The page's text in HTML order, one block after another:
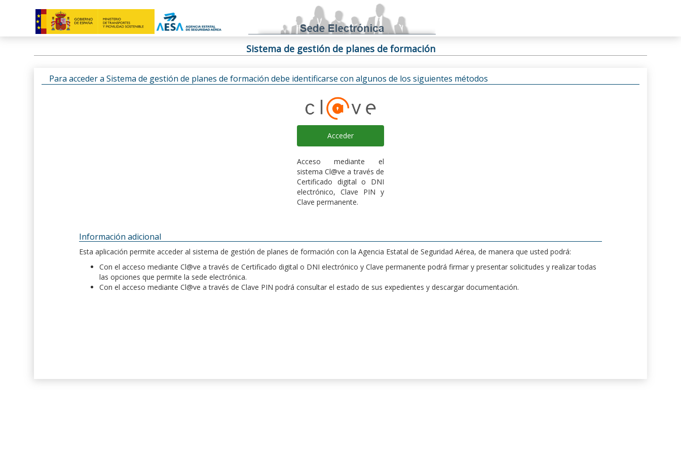
Sistema de gestión de planes de formación
Para acceder a Sistema de gestión de planes de formación debe identificarse con algunos de los siguientes métodos
Acceder
Acceso mediante el
sistema Cl@ve a través de
Certificado digital o DNI
electrónico, Clave PIN y
Clave permanente.
Información adicional
Esta aplicación permite acceder al sistema de gestión de planes de formación con la Agencia Estatal de Seguridad Aérea, de manera que usted podrá:
Con el acceso mediante Cl@ve a través de Certificado digital o DNI electrónico y Clave permanente podrá firmar y presentar solicitudes y realizar todas
las opciones que permite la sede electrónica.
Con el acceso mediante Cl@ve a través de Clave PIN podrá consultar el estado de sus expedientes y descargar documentación.